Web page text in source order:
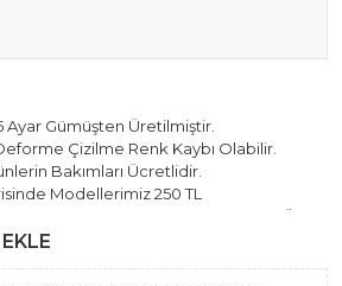
Ayar Gümüşten Üretilmiştir.
Çizilme Renk Kaybı Olabilir.
Bakımları Ücretlidir.
Modellerimiz 250 TL
ve Bileklik Modellerimiz 150 TL Sabit Ücret